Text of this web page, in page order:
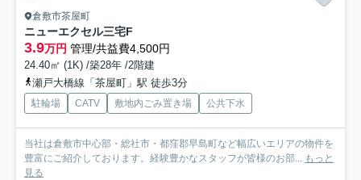
倉敷市茶屋町
ニューエクセル三宅F
3.9万円 管理/共益費4,500円
24.40㎡ (1K) /築28年 /2階建
瀬戸大橋線「茶屋町」駅 徒歩3分
駐輪場 CATV 敷地内ごみ置き場 公共下水
当社は倉敷市中心部・総社市・都窪郡早島町など幅広いエリアの物件を
豊富にご紹介しております。経験豊かなスタッフが皆様のお部... もっと
見る